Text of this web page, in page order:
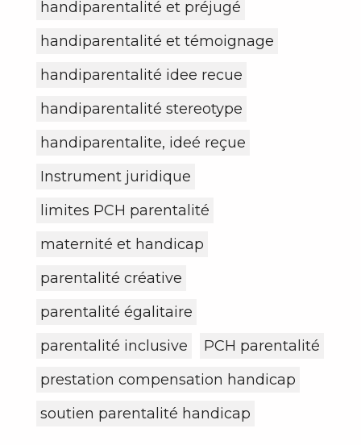
handiparentalité et préjugé
handiparentalité et témoignage
handiparentalité idee recue
handiparentalité stereotype
handiparentalite, ideé reçue
Instrument juridique
limites PCH parentalité
maternité et handicap
parentalité créative
parentalité égalitaire
parentalité inclusive
PCH parentalité
prestation compensation handicap
soutien parentalité handicap